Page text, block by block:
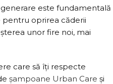
este fundamentală
oprirea căderii
unor fire noi, mai
care să îți respecte
şampoane Urban Care și